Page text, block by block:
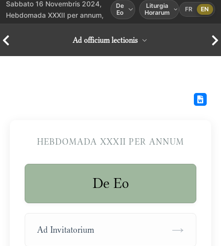
Sabbato 16 Novembris 2024,
Hebdomada XXXII per annum,
De
Eo
Liturgia
Horarum
FR EN
Ad officium lectionis
HEBDOMADA XXXII PER ANNUM
De Eo
Ad Invitatorium →